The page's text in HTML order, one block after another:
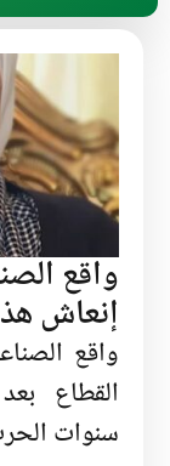
واقع
إنعاش
واقع
القطاع
سنوات